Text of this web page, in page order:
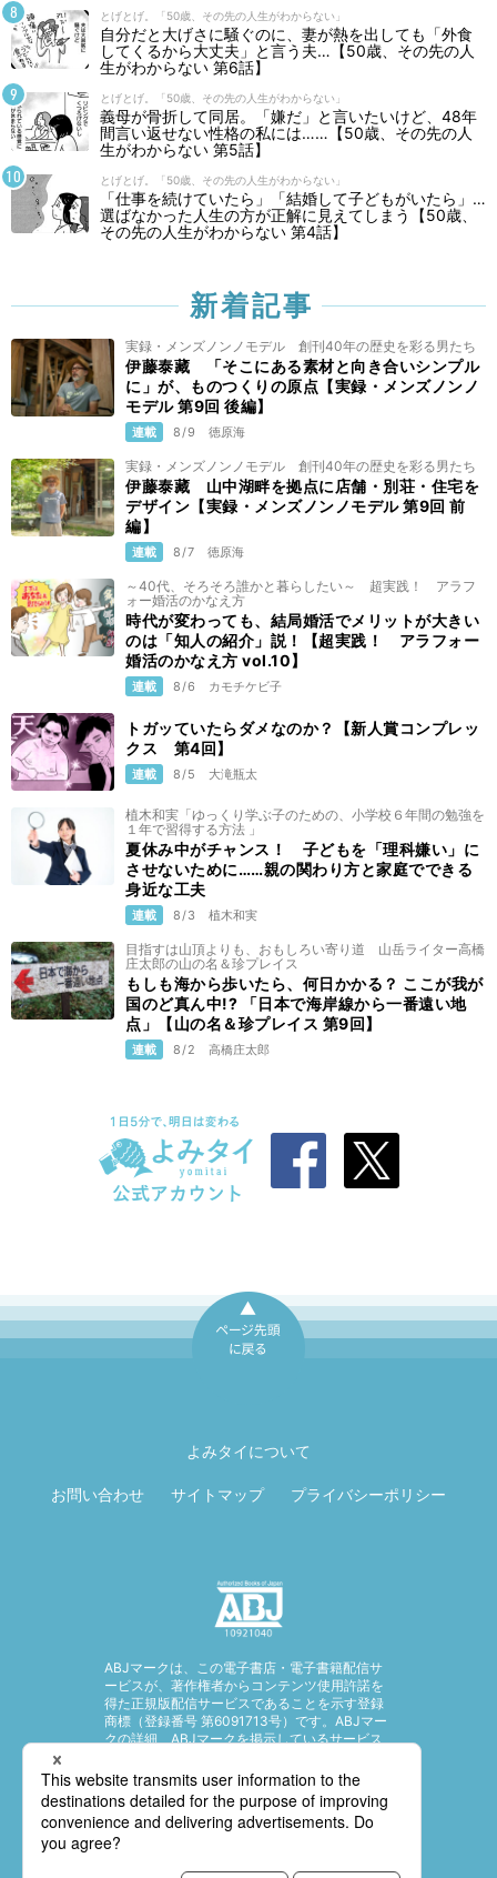
とげとげ。「50歳、その先の人生がわからない」
自分だと大げさに騒ぐのに、妻が熱を出しても「外食
してくるから大丈夫」と言う夫…【50歳、その先の人
生がわからない 第6話】
とげとげ。「50歳、その先の人生がわからない」
義母が骨折して同居。「嫌だ」と言いたいけど、48年
間言い返せない性格の私には……【50歳、その先の人
生がわからない 第5話】
とげとげ。「50歳、その先の人生がわからない」
「仕事を続けていたら」「結婚して子どもがいたら」…
選ばなかった人生の方が正解に見えてしまう【50歳、
その先の人生がわからない 第4話】
新着記事
実録・メンズノンノモデル 創刊40年の歴史を彩る男たち
伊藤泰藏 「そこにある素材と向き合いシンプル
に」が、ものつくりの原点【実録・メンズノンノ
モデル 第9回 後編】
連載 8/9 徳原海
実録・メンズノンノモデル 創刊40年の歴史を彩る男たち
伊藤泰藏 山中湖畔を拠点に店舗・別荘・住宅を
デザイン【実録・メンズノンノモデル 第9回 前
編】
連載 8/7 徳原海
～40代、そろそろ誰かと暮らしたい～ 超実践！ アラフ
ォー婚活のかなえ方
時代が変わっても、結局婚活でメリットが大きい
のは「知人の紹介」説！【超実践！ アラフォー
婚活のかなえ方 vol.10】
連載 8/6 カモチケビ子
トガッていたらダメなのか？【新人賞コンプレッ
クス 第4回】
連載 8/5 大滝瓶太
植木和実「ゆっくり学ぶ子のための、小学校６年間の勉強を
１年で習得する方法 」
夏休み中がチャンス！ 子どもを「理科嫌い」に
させないために……親の関わり方と家庭でできる
身近な工夫
連載 8/3 植木和実
目指すは山頂よりも、おもしろい寄り道 山岳ライター高橋
庄太郎の山の名＆珍プレイス
もしも海から歩いたら、何日かかる？ ここが我が
国のど真ん中!? 「日本で海岸線から一番遠い地
点」【山の名＆珍プレイス 第9回】
連載 8/2 高橋庄太郎
よみタイについて
お問い合わせ サイトマップ プライバシーポリシー
ABJマークは、この電子書店・電子書籍配信サ
ービスが、著作権者からコンテンツ使用許諾を
得た正規版配信サービスであることを示す登録
商標（登録番号 第6091713号）です。ABJマー
クの詳細、ABJマークを掲示しているサービス